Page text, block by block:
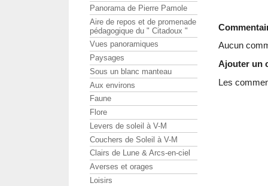
Aucun
Ajouter un
Les
Panorama de Pierre Pamole
Aire de repos et de promenade
pédagogique du " Citadoux "
Vues panoramiques
Paysages
Sous un blanc manteau
Aux environs
Faune
Flore
Levers de soleil à V-M
Couchers de Soleil à V-M
Clairs de Lune & Arcs-en-ciel
Averses et orages
Loisirs